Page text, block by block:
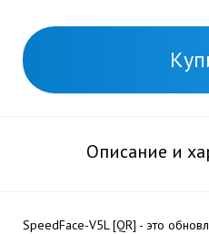
Описание и
SpeedFace-V5L [QR] - это